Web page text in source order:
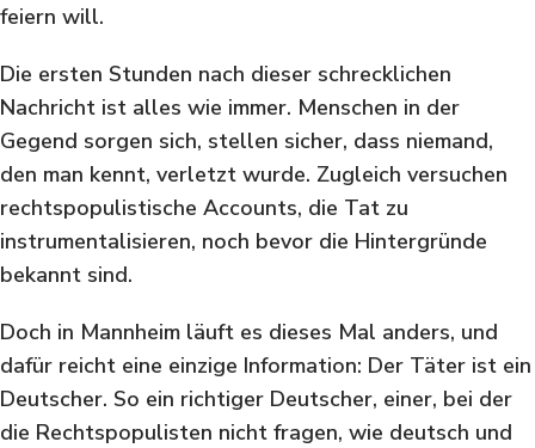
feiern will.
Die ersten Stunden nach dieser schrecklichen
Nachricht ist alles wie immer. Menschen in der
Gegend sorgen sich, stellen sicher, dass niemand,
den man kennt, verletzt wurde. Zugleich versuchen
rechtspopulistische Accounts, die Tat zu
instrumentalisieren, noch bevor die Hintergründe
bekannt sind.
Doch in Mannheim läuft es dieses Mal anders, und
dafür reicht eine einzige Information: Der Täter ist ein
Deutscher. So ein richtiger Deutscher, einer, bei der
die Rechtspopulisten nicht fragen, wie deutsch und